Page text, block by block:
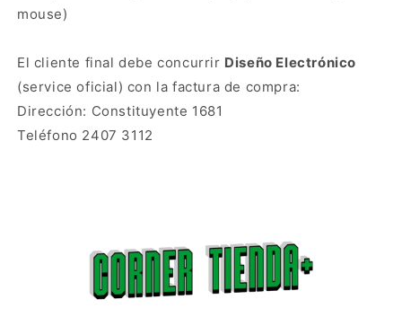
mouse)
El cliente final debe concurrir Diseño Electrónico
(service oficial) con la factura de compra:
Dirección: Constituyente 1681
Teléfono 2407 3112